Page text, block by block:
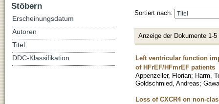
Sortiert nach:
Anzeige der Dokumente 1-5
Left ventricular function
of HFrEF/HFmrEF patients
Appenzeller, Florian; Harm,
Goldschmied, Andreas;
Loss of CXCR4 on non-
Stöbern
Erscheinungsdatum
Autoren
Titel
DDC-Klassifikation